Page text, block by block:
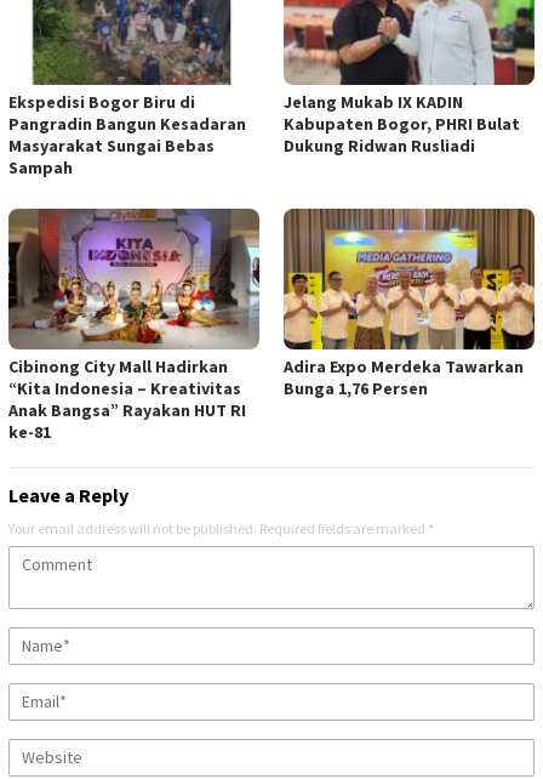
Ekspedisi Bogor Biru di
Pangradin Bangun Kesadaran
Masyarakat Sungai Bebas
Sampah
Jelang Mukab IX KADIN
Kabupaten Bogor, PHRI Bulat
Dukung Ridwan Rusliadi
Cibinong City Mall Hadirkan
“Kita Indonesia – Kreativitas
Anak Bangsa” Rayakan HUT RI
ke-81
Adira Expo Merdeka Tawarkan
Bunga 1,76 Persen
Leave a Reply
Your email address will not be published. Required fields are marked *